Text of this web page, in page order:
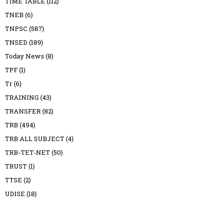
TNEB (6)
TNPSC (587)
TNSED (189)
Today News (8)
TPF(1)
Tr(6)
TRAINING (43)
TRANSFER(82)
TRB (494)
TRB ALL SUBJECT(4)
TRB-TET-NET(50)
TRUST(1)
TTSE (2)
UDISE (18)